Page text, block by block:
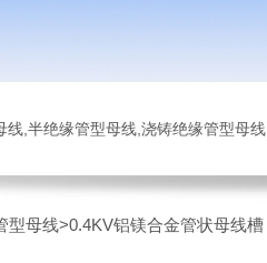
,半绝缘管型母线,浇铸绝缘管型母线
型母线>0.4KV铝镁合金管状母线槽